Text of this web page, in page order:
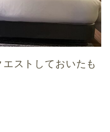
ストしておいたも